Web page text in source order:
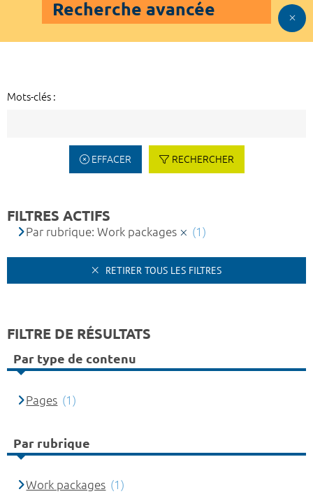
Recherche avancée
Mots-clés :
EFFACER RECHERCHER
FILTRES ACTIFS
Par rubrique: Work packages (1)
RETIRER TOUS LES FILTRES
FILTRE DE RÉSULTATS
Par type de contenu
Pages (1)
Par rubrique
Work packages (1)